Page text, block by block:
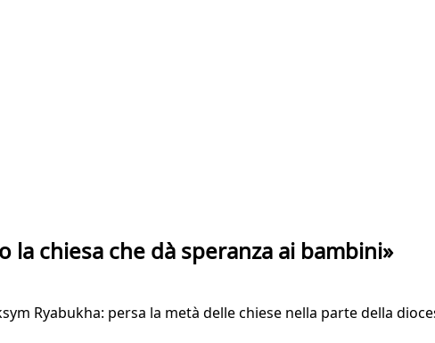
chiesa che dà speranza ai bambini»
Ryabukha: persa la metà delle chiese nella parte della